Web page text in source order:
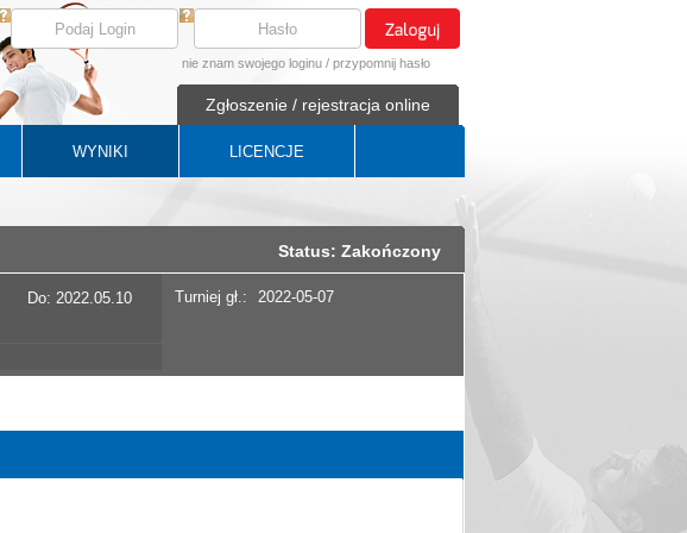
nie znam swojego loginu / przypomnij hasło
Zgłoszenie / rejestracja online
WYNIKI LICENCJE
Status: Zakończony
Do: 2022.05.10 Turniej gł.: 2022-05-07